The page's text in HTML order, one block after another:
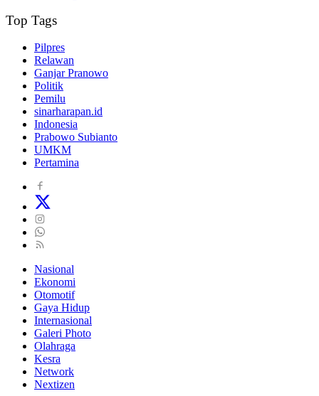
Top Tags
Pilpres
Relawan
Ganjar Pranowo
Politik
Pemilu
sinarharapan.id
Indonesia
Prabowo Subianto
UMKM
Pertamina
Nasional
Ekonomi
Otomotif
Gaya Hidup
Internasional
Galeri Photo
Olahraga
Kesra
Network
Nextizen